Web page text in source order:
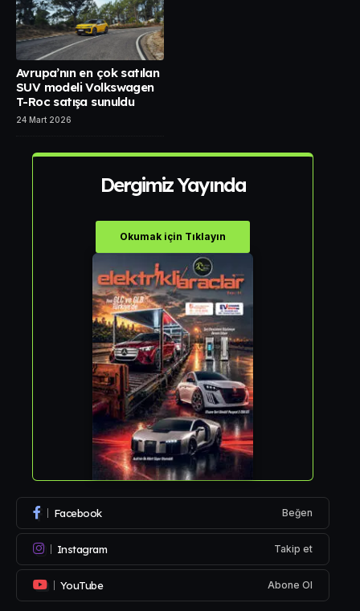
Avrupa’nın en çok satılan
SUV modeli Volkswagen
T-Roc satışa sunuldu
24 Mart 2026
Dergimiz Yayında
Okumak için Tıklayın
Facebook Beğen
Instagram Takip et
YouTube Abone Ol